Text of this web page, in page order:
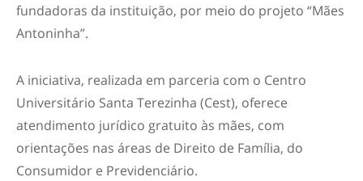
fundadoras da instituição, por meio do projeto “Mães
Antoninha”.
A iniciativa, realizada em parceria com o Centro
Universitário Santa Terezinha (Cest), oferece
atendimento jurídico gratuito às mães, com
orientações nas áreas de Direito de Família, do
Consumidor e Previdenciário.